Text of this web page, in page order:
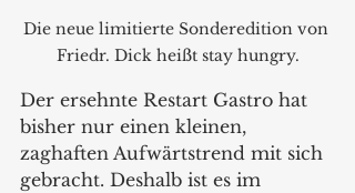
Die neue limitierte Sonderedition von
Friedr. Dick heißt stay hungry.
Der ersehnte Restart Gastro hat
bisher nur einen kleinen,
zaghaften Aufwärtstrend mit sich
gebracht. Deshalb ist es im